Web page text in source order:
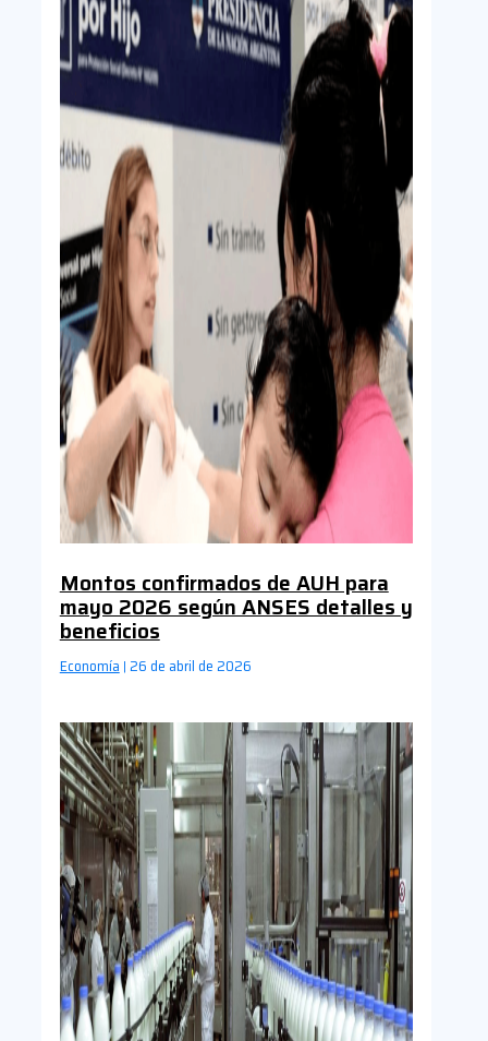
Montos confirmados de AUH para
mayo 2026 según ANSES detalles y
beneficios
Economía | 26 de abril de 2026